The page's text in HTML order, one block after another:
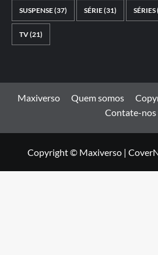
SUSPENSE(37) SÉRIE(31) SÉRIES
TV(21)
Maxiverso Quem somos
Contate-nos
Copyright © Maxiverso |